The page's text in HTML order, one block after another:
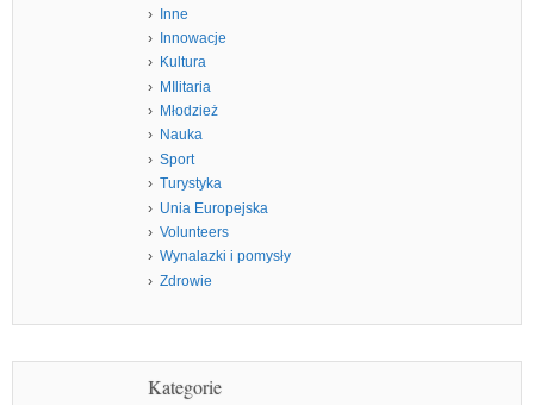
Inne
Innowacje
Kultura
MIlitaria
Młodzież
Nauka
Sport
Turystyka
Unia Europejska
Volunteers
Wynalazki i pomysły
Zdrowie
Kategorie